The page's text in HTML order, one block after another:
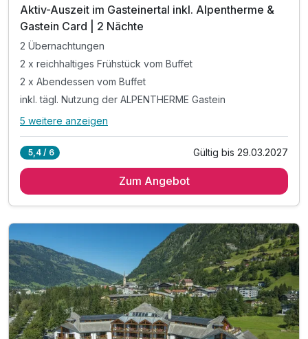
Aktiv-Auszeit im Gasteinertal inkl. Alpentherme &
Gastein Card | 2 Nächte
2 Übernachtungen
2 x reichhaltiges Frühstück vom Buffet
2 x Abendessen vom Buffet
inkl. tägl. Nutzung der ALPENTHERME Gastein
Alle Inklusivleistungen
2 x reichhaltiges Frühstück vom Buffet
in den Sommermonaten inkl. Gasteiner Bergbahnen*
inkl. Badetasche -tücher, -mantel & -slipper
inkl. Teestation & 1 L Mineralwasser am Zimmer
inkl. W-LAN Nutzung im ganzen Hotel
inkl. Gastein Card mit vielen Mehrwerten
5 weitere anzeigen
5,4 / 6 Gültig bis 29.03.2027
Zum Angebot